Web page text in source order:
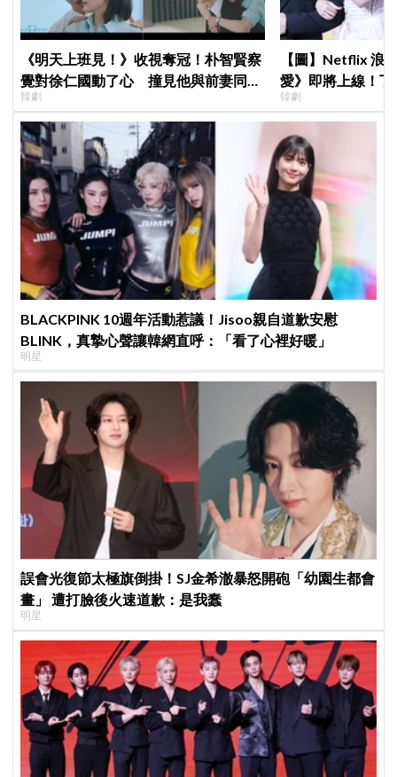
《明天上班見！》收視奪冠！朴智賢察
覺對徐仁國動了心 撞見他與前妻同框
心好慌
韓劇
【圖】Netflix 浪
愛》即將上線！
製作發表會，甜
韓劇
BLACKPINK 10週年活動惹議！Jisoo親自道歉安慰
BLINK，真摯心聲讓韓網直呼：「看了心裡好暖」
明星
誤會光復節太極旗倒掛！SJ金希澈暴怒開砲「幼園生都會
畫」 遭打臉後火速道歉：是我蠢
明星